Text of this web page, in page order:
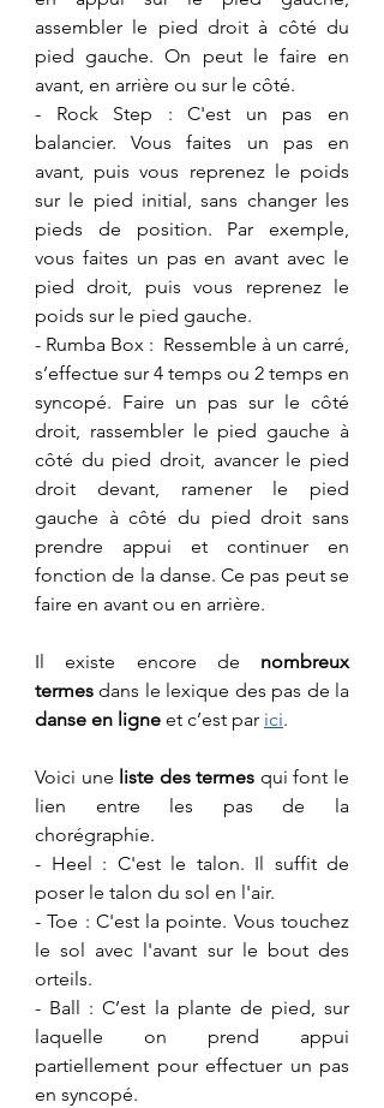
assembler le pied droit à côté du
pied gauche. On peut le faire en
avant, en arrière ou sur le côté.
​- Rock Step : C'est un pas en
balancier. Vous faites un pas en
avant, puis vous reprenez le poids
sur le pied initial, sans changer les
pieds de position. Par exemple,
vous faites un pas en avant avec le
pied droit, puis vous reprenez le
poids sur le pied gauche.
​- Rumba Box :  Ressemble à un carré,
s’effectue sur 4 temps ou 2 temps en
syncopé. Faire un pas sur le côté
droit, rassembler le pied gauche à
côté du pied droit, avancer le pied
droit devant, ramener le pied
gauche à côté du pied droit sans
prendre appui et continuer en
fonction de la danse. Ce pas peut se
faire en avant ou en arrière.
Il existe encore de nombreux
termes
danse en ligne et c’est par ici.
​Voici une liste des termes qui font le
lien entre les pas de la
chorégraphie.
- ​Heel : C'est le talon. Il suffit de
poser le talon du sol en l'air.
​- Toe : C'est la pointe. Vous touchez
le sol avec l'avant sur le bout des
orteils.
- Ball : C’est la plante de pied, sur
laquelle on prend appui
partiellement pour effectuer un pas
en syncopé.